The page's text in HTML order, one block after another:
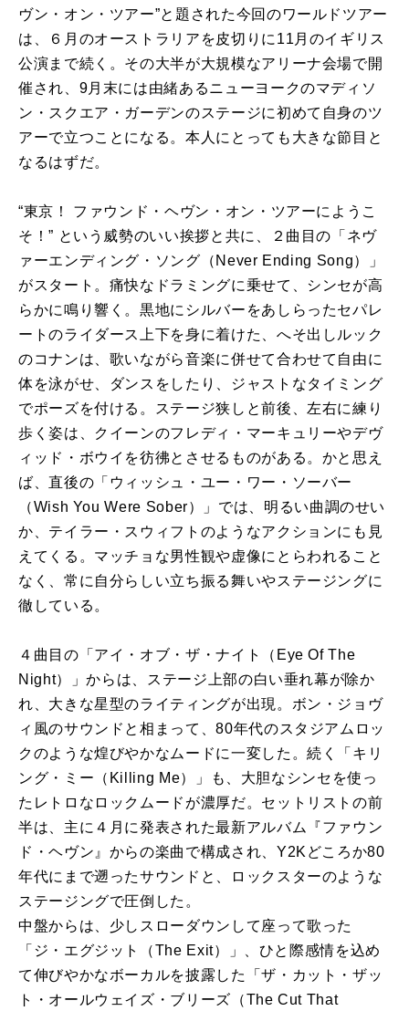
ヴン・オン・ツアー”と題された今回のワールドツアー
は、６月のオーストラリアを皮切りに11月のイギリス
公演まで続く。その大半が大規模なアリーナ会場で開
催され、9月末には由緒あるニューヨークのマディソ
ン・スクエア・ガーデンのステージに初めて自身のツ
アーで立つことになる。本人にとっても大きな節目と
なるはずだ。
“東京！ ファウンド・ヘヴン・オン・ツアーにようこ
そ！” という威勢のいい挨拶と共に、２曲目の「ネヴ
ァーエンディング・ソング（Never Ending Song）」
がスタート。痛快なドラミングに乗せて、シンセが高
らかに鳴り響く。黒地にシルバーをあしらったセパレ
ートのライダース上下を身に着けた、へそ出しルック
のコナンは、歌いながら音楽に併せて合わせて自由に
体を泳がせ、ダンスをしたり、ジャストなタイミング
でポーズを付ける。ステージ狭しと前後、左右に練り
歩く姿は、クイーンのフレディ・マーキュリーやデヴ
ィッド・ボウイを彷彿とさせるものがある。かと思え
ば、直後の「ウィッシュ・ユー・ワー・ソーバー
（Wish You Were Sober）」では、明るい曲調のせい
か、テイラー・スウィフトのようなアクションにも見
えてくる。マッチョな男性観や虚像にとらわれること
なく、常に自分らしい立ち振る舞いやステージングに
徹している。
４曲目の「アイ・オブ・ザ・ナイト（Eye Of The
Night）」からは、ステージ上部の白い垂れ幕が除か
れ、大きな星型のライティングが出現。ボン・ジョヴ
ィ風のサウンドと相まって、80年代のスタジアムロッ
クのような煌びやかなムードに一変した。続く「キリ
ング・ミー（Killing Me）」も、大胆なシンセを使っ
たレトロなロックムードが濃厚だ。セットリストの前
半は、主に４月に発表された最新アルバム『ファウン
ド・ヘヴン』からの楽曲で構成され、Y2Kどころか80
年代にまで遡ったサウンドと、ロックスターのような
ステージングで圧倒した。
中盤からは、少しスローダウンして座って歌った
「ジ・エグジット（The Exit）」、ひと際感情を込め
て伸びやかなボーカルを披露した「ザ・カット・ザッ
ト・オールウェイズ・ブリーズ（The Cut That